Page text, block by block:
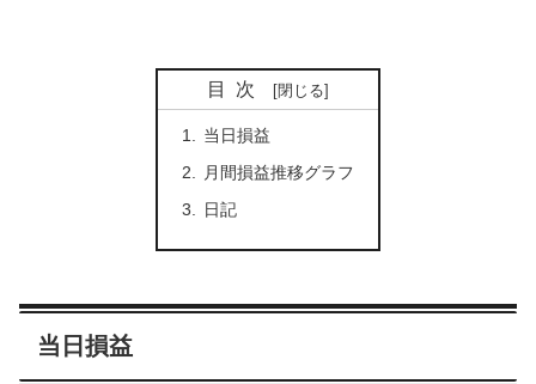
目次
当日損益
月間損益推移グラフ
日記
当日損益